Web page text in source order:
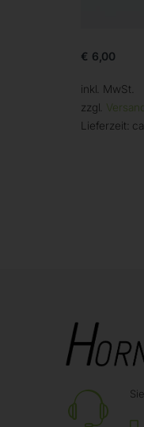
€ 6,00
inkl. MwSt.
zzgl.
Lieferzeit: